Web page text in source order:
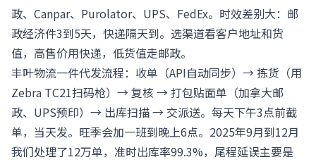
政、Canpar、Purolator、UPS、FedEx。时效差别大：邮
政经济件3到5天，快递隔天到。选渠道看客户地址和货
值，高售价用快递，低货值走邮政。
丰叶物流一件代发流程：收单（API自动同步）→ 拣货（用
Zebra TC21扫码枪）→ 复核 → 打包贴面单（加拿大邮
政、UPS预印）→ 出库扫描 → 交派送。每天下午3点前截
单，当天发。旺季会加一班到晚上6点。2025年9月到12月
我们处理了12万单，准时出库率99.3%，尾程延误主要是